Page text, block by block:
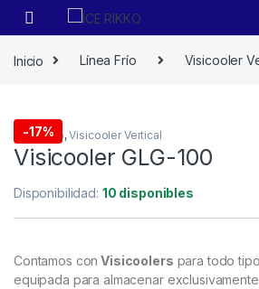
Inicio Línea Frío Visicooler
-17%
Línea Frío,Visicooler Vertical
Visicooler GLG-100
Disponibilidad: 10 disponibles
Contamos con Visicoolers para todo
equipada para almacenar